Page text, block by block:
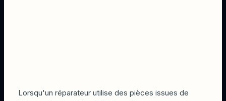
Lorsqu'un réparateur utilise des pièces issues de